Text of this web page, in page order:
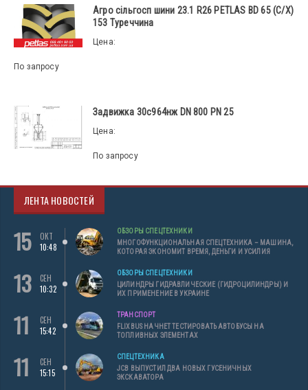
Агро сільгосп шини 23.1 R26 PETLAS BD 65 (С/Х)
153 Туреччина
Цена:
По запросу
Задвижка 30с964нж DN 800 PN 25
Цена:
По запросу
ЛЕНТА НОВОСТЕЙ
15
ОКТ
10:48
ОБЗОРЫ СПЕЦТЕХНИКИ
МНОГОФУНКЦИОНАЛЬНАЯ СПЕЦТЕХНИКА – МАШИНА,
КОТОРАЯ ЭКОНОМИТ ВРЕМЯ, ДЕНЬГИ И УСИЛИЯ
13
СЕН
10:32
ОБЗОРЫ СПЕЦТЕХНИКИ
ЦИЛИНДРЫ ГИДРАВЛИЧЕСКИЕ (ГИДРОЦИЛИНДРЫ) И
ИХ ПРИМЕНЕНИЕ В УКРАИНЕ
11
СЕН
15:42
ТРАНСПОРТ
FLIXBUS НАЧНЕТ ТЕСТИРОВАТЬ АВТОБУСЫ НА
ТОПЛИВНЫХ ЭЛЕМЕНТАХ
11
СЕН
15:15
СПЕЦТЕХНИКА
JCB ВЫПУСТИЛ ДВА НОВЫХ ГУСЕНИЧНЫХ
ЭКСКАВАТОРА